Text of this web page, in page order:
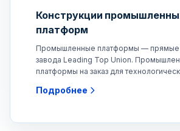
Конструкции
платформ
Промышленные платформы — прямые
завода Leading Top Union.
платформы на заказ для
Подробнее